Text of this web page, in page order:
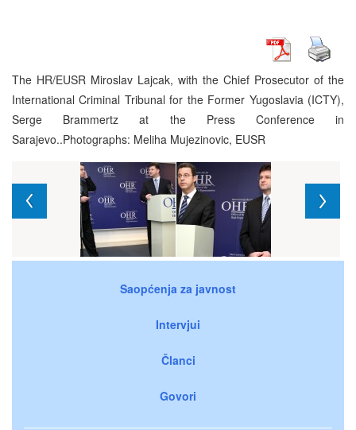
The HR/EUSR Miroslav Lajcak, with the Chief Prosecutor of the
International Criminal Tribunal for the Former Yugoslavia (ICTY),
Serge Brammertz at the Press Conference in
Sarajevo..Photographs: Meliha Mujezinovic, EUSR
Saopćenja za javnost
Intervjui
Članci
Govori